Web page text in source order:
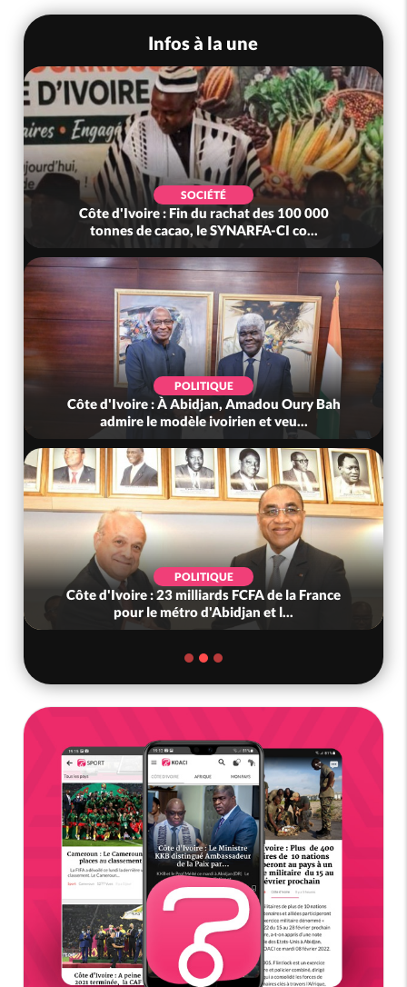
Infos à la une
SOCIÉTÉ
Côte d'Ivoire : Fin du rachat des 100 000
tonnes de cacao, le SYNARFA-CI co...
POLITIQUE
Côte d'Ivoire : À Abidjan, Amadou Oury Bah
admire le modèle ivoirien et veu...
POLITIQUE
Côte d'Ivoire : 23 milliards FCFA de la France
pour le métro d'Abidjan et l...